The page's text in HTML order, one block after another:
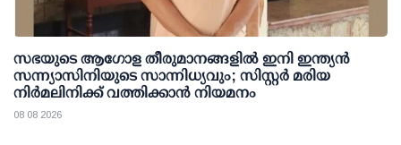
സഭയുടെ ആഗോള തീരുമാനങ്ങളിൽ ഇനി ഇന്ത്യൻ
സന്ന്യാസിനിയുടെ സാന്നിധ്യവും; സിസ്റ്റർ മരിയ
നിർമലിനിക്ക് വത്തിക്കാൻ നിയമനം
08 08 2026